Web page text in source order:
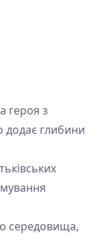
героя з
додає глибини
середовища,